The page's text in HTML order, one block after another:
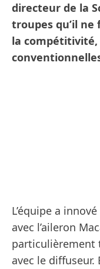
directeur de la
troupes qu’il
la compétitivité,
L’équipe a
avec l’aileron
particulièrement
avec le